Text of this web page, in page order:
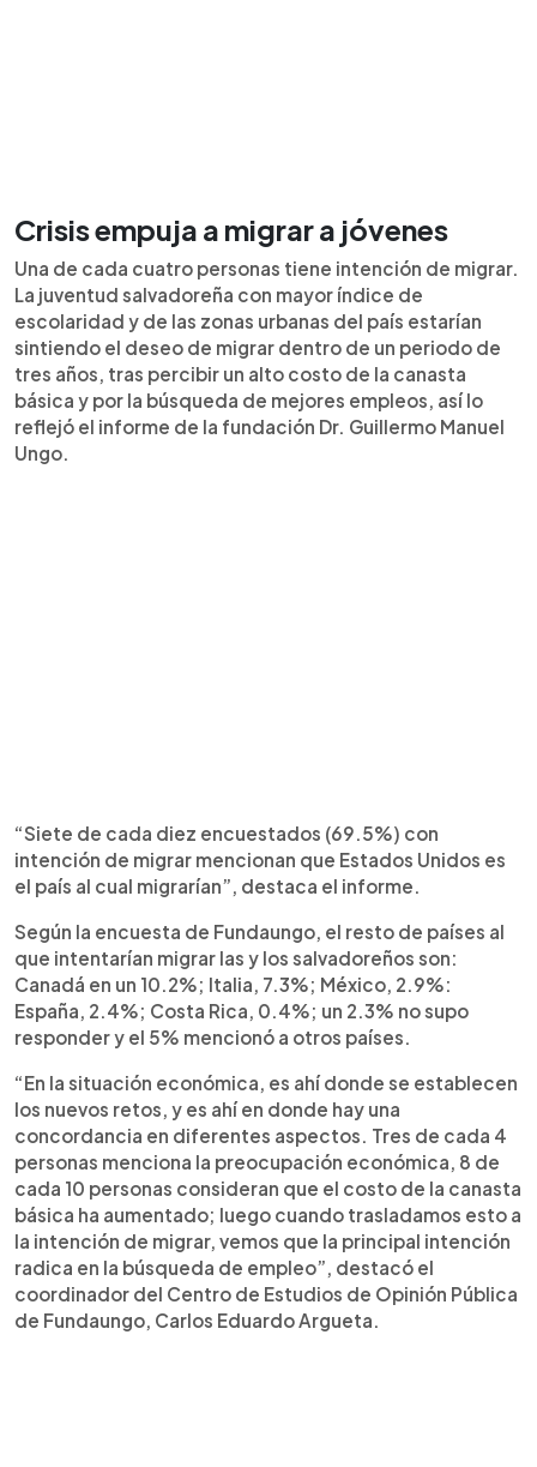
Crisis empuja a migrar a jóvenes
Una de cada cuatro personas tiene intención de migrar.
La juventud salvadoreña con mayor índice de
escolaridad y de las zonas urbanas del país estarían
sintiendo el deseo de migrar dentro de un periodo de
tres años, tras percibir un alto costo de la canasta
básica y por la búsqueda de mejores empleos, así lo
reflejó el informe de la fundación Dr. Guillermo Manuel
Ungo.
“Siete de cada diez encuestados (69.5%) con
intención de migrar mencionan que Estados Unidos es
el país al cual migrarían”, destaca el informe.
Según la encuesta de Fundaungo, el resto de países al
que intentarían migrar las y los salvadoreños son:
Canadá en un 10.2%; Italia, 7.3%; México, 2.9%:
España, 2.4%; Costa Rica, 0.4%; un 2.3% no supo
responder y el 5% mencionó a otros países.
“En la situación económica, es ahí donde se establecen
los nuevos retos, y es ahí en donde hay una
concordancia en diferentes aspectos. Tres de cada 4
personas menciona la preocupación económica, 8 de
cada 10 personas consideran que el costo de la canasta
básica ha aumentado; luego cuando trasladamos esto a
la intención de migrar, vemos que la principal intención
radica en la búsqueda de empleo”, destacó el
coordinador del Centro de Estudios de Opinión Pública
de Fundaungo, Carlos Eduardo Argueta.